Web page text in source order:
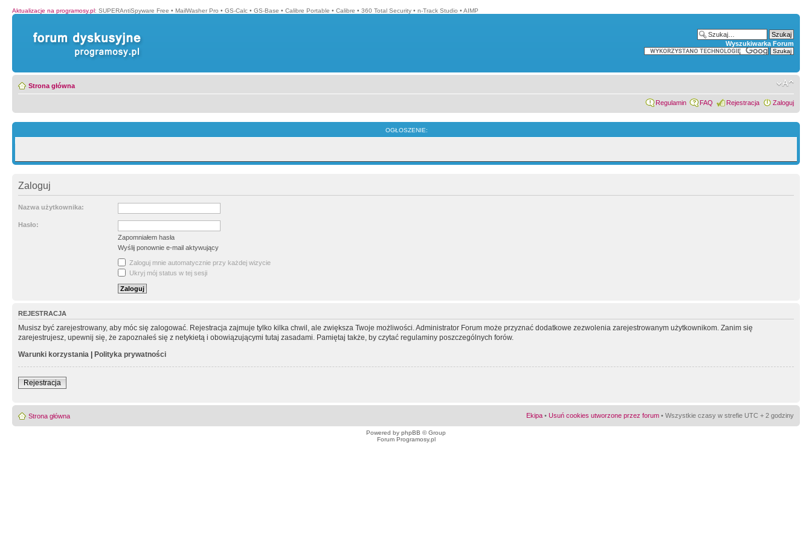
Aktualizacje na programosy.pl: SUPERAntiSpyware Free • MailWasher Pro • GS-Calc • GS-Base • Calibre Portable • Calibre • 360 Total Security • n-Track Studio • AIMP
Wyszukiwarka Forum
Strona główna
Regulamin FAQ Rejestracja Zaloguj
OGŁOSZENIE:
Zaloguj
Nazwa użytkownika:
Hasło:
Zapomniałem hasła
Wyślij ponownie e-mail aktywujący
Zaloguj mnie automatycznie przy każdej wizycie
Ukryj mój status w tej sesji
REJESTRACJA
Musisz być zarejestrowany, aby móc się zalogować. Rejestracja zajmuje tylko kilka chwil, ale zwiększa Twoje możliwości. Administrator Forum może przyznać dodatkowe zezwolenia zarejestrowanym użytkownikom. Zanim się
zarejestrujesz, upewnij się, że zapoznałeś się z netykietą i obowiązującymi tutaj zasadami. Pamiętaj także, by czytać regulaminy poszczególnych forów.
Warunki korzystania | Polityka prywatności
Rejestracja
Strona główna Ekipa • Usuń cookies utworzone przez forum • Wszystkie czasy w strefie UTC + 2 godziny
Powered by phpBB © Group
Forum Programosy.pl